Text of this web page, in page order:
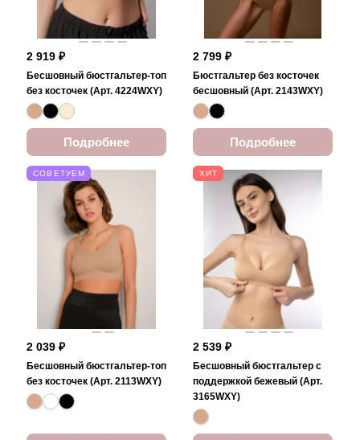
2 919 ₽
Бесшовный бюстгальтер-топ
без косточек (Арт. 4224WXY)
Подробнее
2 799 ₽
Бюстгальтер без косточек
бесшовный (Арт. 2143WXY)
Подробнее
СОВЕТУЕМ
2 039 ₽
Бесшовный бюстгальтер-топ
без косточек (Арт. 2113WXY)
ХИТ
2 539 ₽
Бесшовный бюстгальтер с
поддержкой бежевый (Арт.
3165WXY)